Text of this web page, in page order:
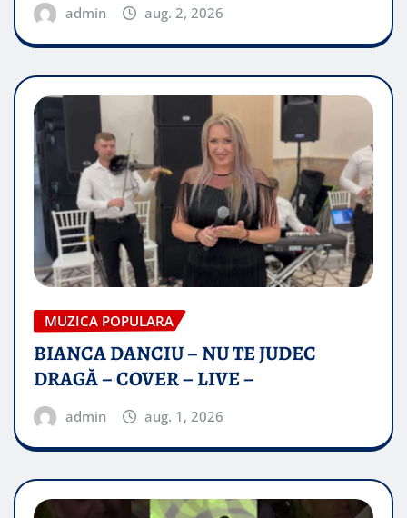
admin aug. 2, 2026
MUZICA POPULARA
BIANCA DANCIU – NU TE JUDEC
DRAGĂ – COVER – LIVE –
admin aug. 1, 2026